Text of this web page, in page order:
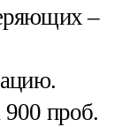
–
900 проб.